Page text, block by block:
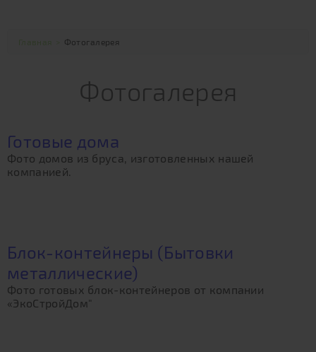
Фотогалерея
Фотогалерея
Готовые дома
Фото домов из бруса, изготовленных нашей
компанией.
Блок-контейнеры (Бытовки
металлические)
Фото готовых блок-контейнеров от компании
«ЭкоСтройДом"